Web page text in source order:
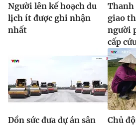
® Cấm sao chép dưới mọi hình thức
thuận bằng văn bản. Ghi rõ nguồn
Người lên kế hoạch du
lịch ít được ghi nhận
nhất
Thanh
giao
người
cấp cứu
Dồn sức đưa dự án sân
Chủ